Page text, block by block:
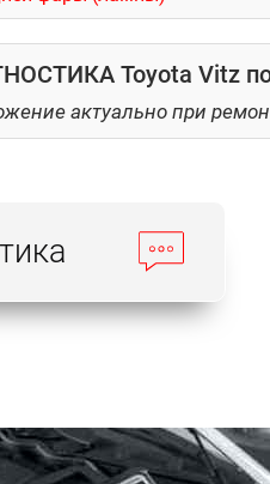
Toyota Vitz
актуально при